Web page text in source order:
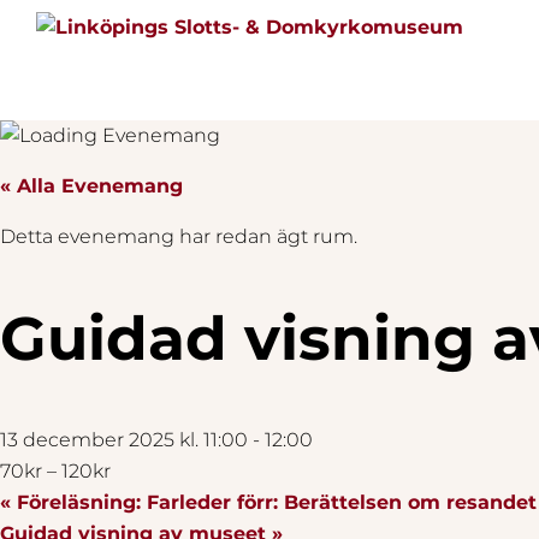
BESÖK
BOKA
BUTIKEN
« Alla Evenemang
Detta evenemang har redan ägt rum.
Guidad visning
13 december 2025 kl. 11:00 - 12:00
70kr – 120kr
« Föreläsning: Farleder förr: Berättelsen om
Guidad visning av museet »